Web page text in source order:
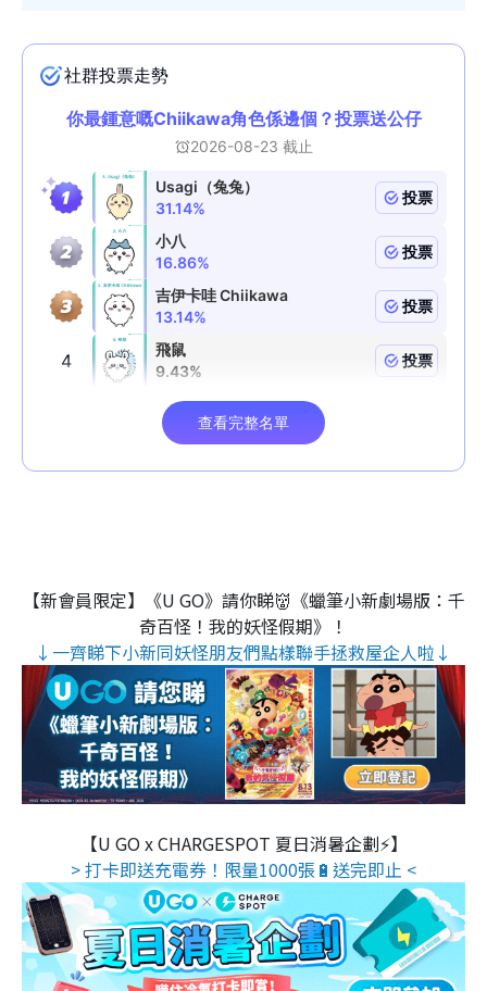
【新會員限定】《U GO》請你睇👹《蠟筆小新劇場版：千
奇百怪！我的妖怪假期》！
↓一齊睇下小新同妖怪朋友們點樣聯手拯救屋企人啦↓
【U GO x CHARGESPOT 夏日消暑企劃⚡】
> 打卡即送充電券！限量1000張🔋送完即止 <